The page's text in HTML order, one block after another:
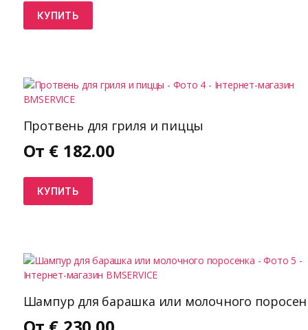
КУПИТЬ
Протвень для гриля и пиццы
От € 182.00
КУПИТЬ
Шампур для барашка или молочного